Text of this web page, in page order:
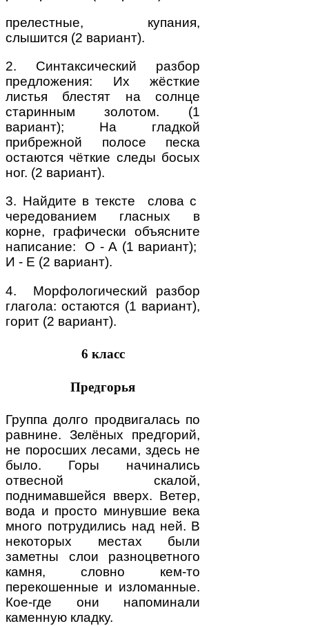
прелестные, купания,
слышится (2 вариант).
2. Синтаксический разбор
предложения: Их жёсткие
листья блестят на солнце
старинным золотом. (1
вариант); На гладкой
прибрежной полосе песка
остаются чёткие следы босых
ног. (2 вариант).
3. Найдите в тексте слова с
чередованием гласных в
корне, графически объясните
написание: О - А (1 вариант);
И - Е (2 вариант).
4. Морфологический разбор
глагола: остаются (1 вариант),
горит (2 вариант).
6 класс
Предгорья
Группа долго продвигалась по
равнине. Зелёных предгорий,
не поросших лесами, здесь не
было. Горы начинались
отвесной скалой,
поднимавшейся вверх. Ветер,
вода и просто минувшие века
много потрудились над ней. В
некоторых местах были
заметны слои разноцветного
камня, словно кем-то
перекошенные и изломанные.
Кое-где они напоминали
каменную кладку.